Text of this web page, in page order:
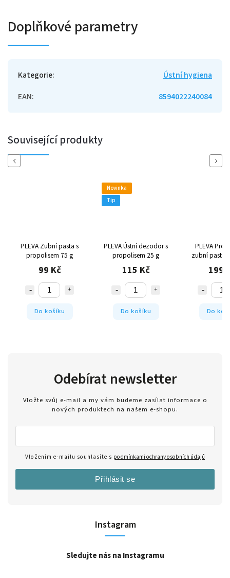
Doplňkové parametry
Kategorie:
Ústní hygiena
EAN: 8594022240084
Související produkty
Previous
PLEVA Zubní pasta s
propolisem 75 g
99 Kč
Do košíku
Novinka
Tip
PLEVA Ústní dezodor s
propolisem 25 g
115 Kč
Do košíku
PLEVA
zubní pasta
199
Do
Next
Instagram
Sledujte nás na Instagramu
Odebírat newsletter
Vložte svůj e-mail a my vám budeme zasílat informace o
nových produktech na našem e-shopu.
Vložením e-mailu souhlasíte s podmínkami ochrany osobních údajů
Přihlásit se